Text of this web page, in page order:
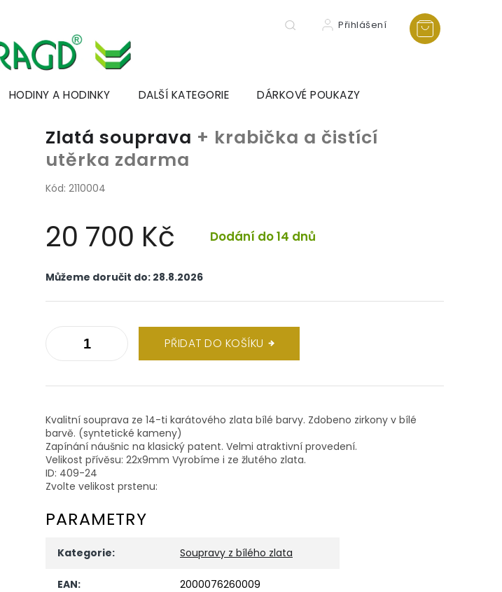
Přihlášení
HODINY A HODINKY DALŠÍ KATEGORIE DÁRKOVÉ POUKAZY
Zlatá souprava + krabička a čistící
utěrka zdarma
Kód: 2110004
20 700 Kč Dodání do 14 dnů
cena:
Můžeme doručit do: 28.8.2026
PŘIDAT DO KOŠÍKU
Kvalitní souprava ze 14-ti karátového zlata bílé barvy. Zdobeno zirkony v bílé
barvě. (syntetické kameny)
Zapínání náušnic na klasický patent. Velmi atraktivní provedení.
Velikost přívěsu: 22x9mm Vyrobíme i ze žlutého zlata.
ID: 409-24
Zvolte velikost prstenu:
PARAMETRY
Kategorie: Soupravy z bílého zlata
EAN: 2000076260009